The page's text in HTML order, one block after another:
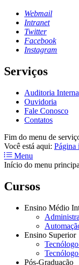
Webmail
Intranet
Twitter
Facebook
Instagram
Serviços
Auditoria Interna
Ouvidoria
Fale Conosco
Contatos
Fim do menu de
Você está aqui: Página
Menu
Início do menu
Cursos
Ensino Médio
Ensino Superior
Pós-Graduação